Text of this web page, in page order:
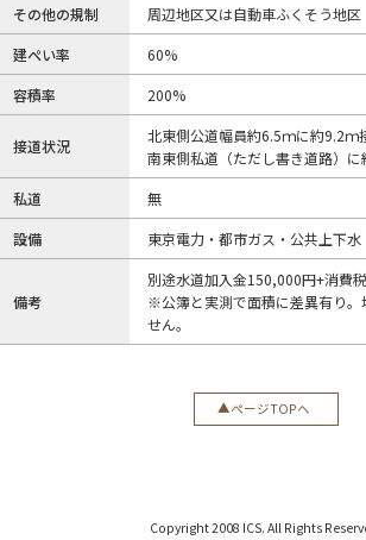
その他の規制
周辺地区又は自動車ふくそう地区
建ぺい率
60%
容積率
200%
接道状況
北東側公道幅員約6.5ｍに約9.2ｍ
南東側私道（ただし書き道路）に
私道
無
設備
東京電力・都市ガス・公共上下水
備考
別途水道加入金150,000円+消費税
※公簿と実測で面積に差異有り。
せん。
ページTOPへ
Copyright 2008 ICS. All Rights